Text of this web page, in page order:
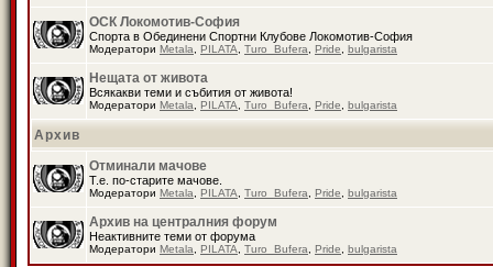
ОСК Локомотив-София
Спорта в Обединени Спортни Клубове Локомотив-София
Модератори Metala PILATA Turo_Bufera Pride bulgarista
Нещата от живота
Всякакви теми и събития от живота!
Модератори Metala PILATA Turo_Bufera Pride bulgarista
Архив
Отминали мачове
Т.е. по-старите мачове.
Модератори Metala PILATA Turo_Bufera Pride bulgarista
Архив на централния форум
Неактивните теми от форума
Модератори Metala PILATA Turo_Bufera Pride bulgarista